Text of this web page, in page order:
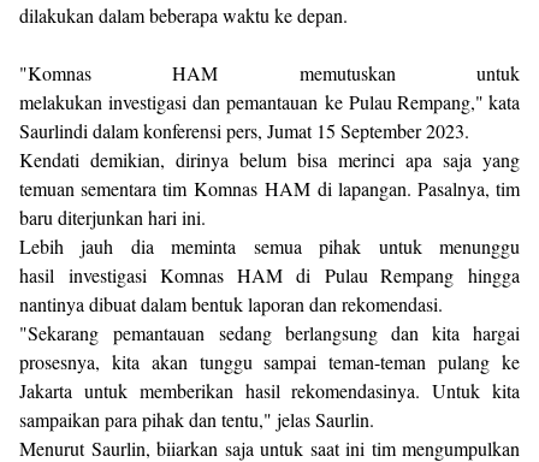
dilakukan dalam beberapa waktu ke depan.
"Komnas HAM memutuskan untuk
melakukan investigasi dan pemantauan ke Pulau Rempang," kata
Saurlindi dalam konferensi pers, Jumat 15 September 2023.
Kendati demikian, dirinya belum bisa merinci apa saja yang
temuan sementara tim Komnas HAM di lapangan. Pasalnya, tim
baru diterjunkan hari ini.
Lebih jauh dia meminta semua pihak untuk menunggu
hasil investigasi Komnas HAM di Pulau Rempang hingga
nantinya dibuat dalam bentuk laporan dan rekomendasi.
"Sekarang pemantauan sedang berlangsung dan kita hargai
prosesnya, kita akan tunggu sampai teman-teman pulang ke
Jakarta untuk memberikan hasil rekomendasinya. Untuk kita
sampaikan para pihak dan tentu," jelas Saurlin.
Menurut Saurlin, biiarkan saja untuk saat ini tim mengumpulkan